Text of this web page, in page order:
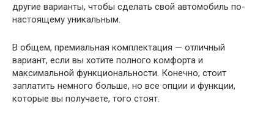
другие варианты, чтобы сделать свой автомобиль по-
настоящему уникальным.
В общем, премиальная комплектация — отличный
вариант, если вы хотите полного комфорта и
максимальной функциональности. Конечно, стоит
заплатить немного больше, но все опции и функции,
которые вы получаете, того стоят.